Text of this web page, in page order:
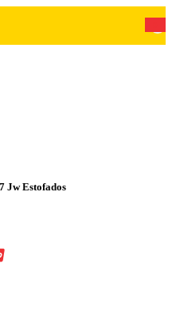
Jw Estofados